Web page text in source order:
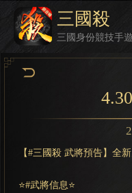
三國殺
三國身份競技手遊
【#三國殺 武將預告】全
⭐#武將信息⭐